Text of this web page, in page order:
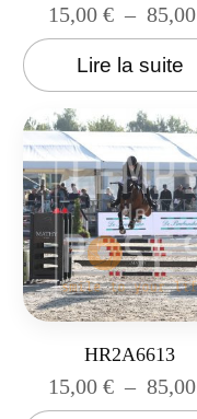
15,00 € – 85,00
Lire la suite
HR2A6613
15,00 € – 85,00